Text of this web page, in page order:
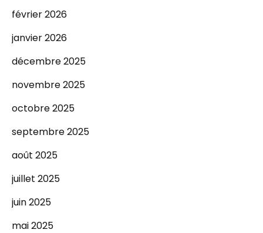
février 2026
janvier 2026
décembre 2025
novembre 2025
octobre 2025
septembre 2025
août 2025
juillet 2025
juin 2025
mai 2025